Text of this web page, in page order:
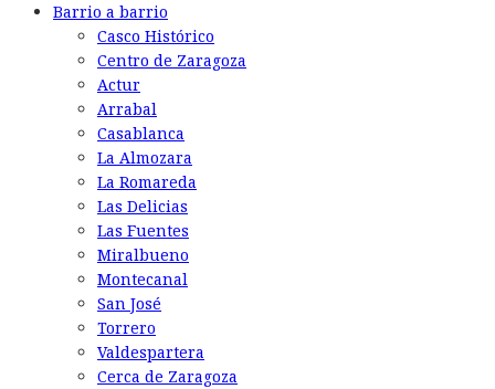
Barrio a barrio
Casco Histórico
Centro de Zaragoza
Actur
Arrabal
Casablanca
La Almozara
La Romareda
Las Delicias
Las Fuentes
Miralbueno
Montecanal
San José
Torrero
Valdespartera
Cerca de Zaragoza